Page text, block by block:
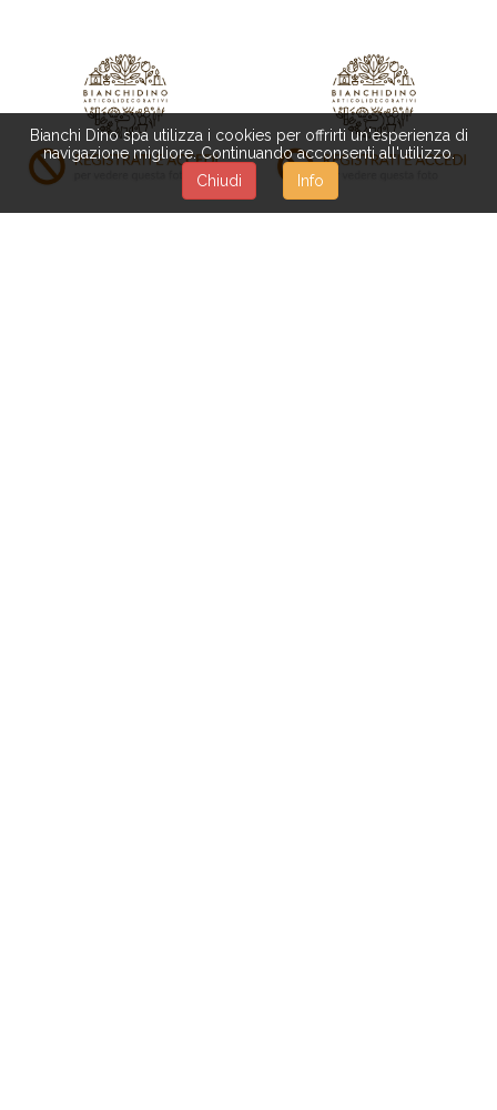
Bianchi Dino spa utilizza i cookies per offrirti un'esperienza di
navigazione migliore. Continuando acconsenti all'utilizzo.
Chiudi
Info